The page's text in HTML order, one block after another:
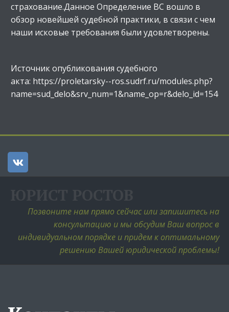
страхование.Данное Определение ВС вошло в
обзор новейшей судебной практики, в связи с чем
наши исковые требования были удовлетворены.
Источник опубликования судебного
акта: https://proletarsky--ros.sudrf.ru/modules.php?
Позвоните нам прямо сейчас или запишитесь на
консультацию и мы обсудим Ваш вопрос в
индивидуальном порядке и придем к оптимальному
решению Вашей юридической проблемы!